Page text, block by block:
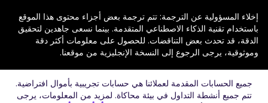
إخلاء المسؤولية عن الترجمة: تتم ترجمة بعض أجزاء محتوى هذا الموقع
باستخدام تقنية الذكاء الاصطناعي المتقدمة. بينما نسعى جاهدين لتحقيق
الدقة، قد تحدث بعض التناقضات. للحصول على معلومات أكثر دقة
وموثوقية، يرجى الرجوع إلى النسخة الإنجليزية من موقعنا.
حقوق النشر © لعام 2026 لشركة The Trading Pit Challenge
GmbH. جميع الحقوق محفوظة.
جميع الحسابات المقدمة لعملائنا هي حسابات تجريبية بأموال افتراضية.
تتم جميع أنشطة التداول في بيئة محاكاة. لمزيد من المعلومات، يرجى